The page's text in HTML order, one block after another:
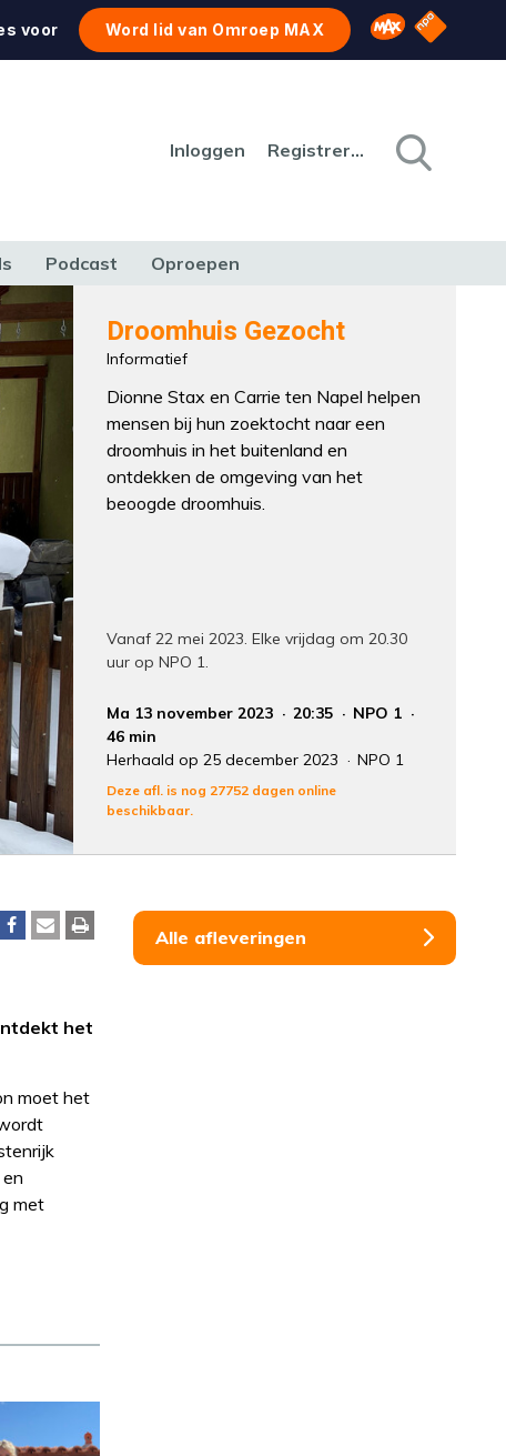
voor Word lid van Omroep MAX Omroep MAX
NPO
Inloggen Registreren
Podcast Oproepen
Droomhuis Gezocht
Informatief
Dionne Stax en Carrie ten Napel helpen
mensen bij hun zoektocht naar een
droomhuis in het buitenland en
ontdekken de omgeving van het
beoogde droomhuis.
Vanaf 22 mei 2023. Elke vrijdag om 20.30
uur op NPO 1.
Ma 13 november 2023 20:35
NPO 1
46 min
Herhaald op 25 december 2023
NPO 1
Deze afl. is nog 27752 dagen online
beschikbaar.
het
moet het
met
Alle afleveringen